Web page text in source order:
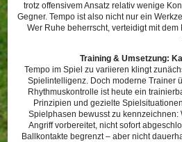
trotz offensivem Ansatz relativ wenige
Gegner. Tempo ist also nicht nur ein
Wer Ruhe beherrscht, verteidigt mit
Training & Umsetzung:
Tempo im Spiel zu variieren klingt
Spielintelligenz. Doch moderne Trainer
Rhythmuskontrolle ist heute ein
Prinzipien und gezielte
Spielphasen bewusst zu
Angriff vorbereitet, nicht sofort
Ballkontakte begrenzt – aber nicht